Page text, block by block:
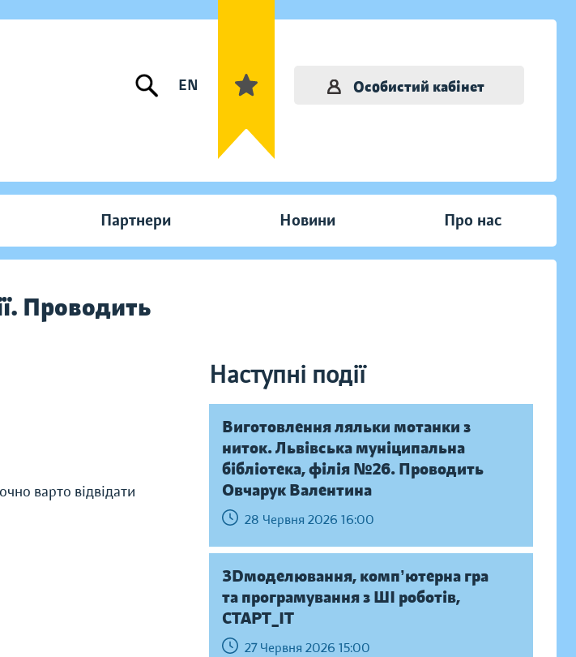
EN Особистий кабінет
Партнери Новини Про нас
Проводить
Наступні події
варто відвідати
Виготовлення ляльки мотанки з
ниток. Львівська муніципальна
бібліотека, філія №26. Проводить
Овчарук Валентина
28 Червня 2026 16:00
ЗDмоделювання, компʼютерна гра
та програмування з ШІ роботів,
СТАРТ_ІТ
27 Червня 2026 15:00